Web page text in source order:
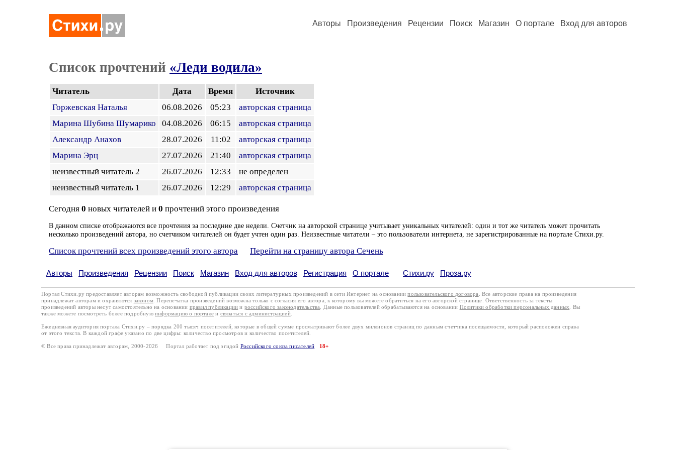
Авторы Произведения Рецензии Поиск Магазин О портале Вход для авторов
Список прочтений «Леди водила»
Читатель Дата Время
Источник
Горжевская Наталья
06.08.2026 05:23
авторская страница
Марина Шубина Шумарико
04.08.2026 06:15
авторская страница
Александр Анахов
28.07.2026 11:02
авторская страница
Марина Эрц
27.07.2026 21:40
авторская страница
неизвестный читатель 2
26.07.2026 12:33
не определен
неизвестный читатель 1
26.07.2026 12:29 авторская страница
Сегодня 0 новых читателей и 0 прочтений этого произведения
В данном списке отображаются все прочтения за последние две недели. Счетчик на авторской странице учитывает уникальных читателей: один и тот же читатель может прочитать
несколько произведений автора, но счетчиком читателей он будет учтен один раз. Неизвестные читатели – это пользователи интернета, не зарегистрированные на портале Стихи.ру.
Список прочтений всех произведений этого автора Перейти на страницу автора Сечень
Авторы Произведения Рецензии Поиск Магазин Вход для авторов Регистрация О портале Стихи.ру Проза.ру
Портал Стихи.ру предоставляет авторам возможность свободной публикации своих литературных произведений в сети Интернет на основаниипользовательского договора
. Все авторские права на произведения
принадлежат авторам и охраняются законом . Перепечатка произведений возможна только с согласия его автора, к которому вы можете обратиться на его авторской странице. Ответственность за тексты
произведений авторы несут самостоятельно на основании правил публикации и российского законодательства . Данные пользователей обрабатываются на основании Политики обработки персональных данных
. Вы
также можете посмотреть более подробную информацию о портале и связаться с администрацией.
Ежедневная аудитория портала Стихи.ру – порядка 200 тысяч посетителей, которые в общей сумме просматривают более двух миллионов страниц по данным счетчика посещаемости, который расположен справа
от этого текста. В каждой графе указано по две цифры: количество просмотров и количество посетителей.
© Все права принадлежат авторам, 2000-2026 Портал работает под эгидой Российского союза писателей 18+